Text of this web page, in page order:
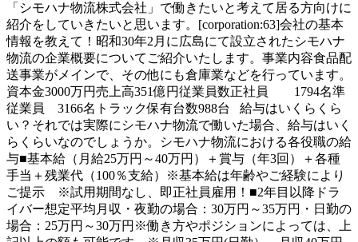
「シモハナ物流株式会社」で働きたいと考えて居る方向けに
紹介をしていきたいと思います。[corporation:63]会社の基本
情報を教えて！昭和30年2月に広島にて設立されたシモハナ
物流の企業概要についてご紹介いたします。事業内容食品配
送事業がメインで、その他にも倉庫業などを行っています。
資本金3000万円売上高351億円従業員数正社員 1794名準
従業員 3166名トラック保有台数988台 給与はいくらくら
い？それでは実際にシモハナ物流で働いた場合、給与はいく
らくらいなのでしょうか。シモハナ物流における各役職の給
与■基本給（月給25万円～40万円）＋賞与（年3回）＋各種
手当＋残業代（100％支給）※基本給は年齢やご経験により
ご提示 ※試用期間なし、即正社員雇用！■2年目以降ドラ
イバー想定平均月収・夜勤の場合：30万円～35万円・日勤の
場合：25万円～30万円※働き方やポジションによっては、上